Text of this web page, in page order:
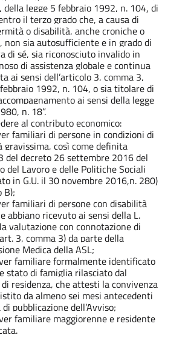
della legge 5 febbraio 1992, n. 104, di
il terzo grado che, a causa di
o disabilità, anche croniche o
non sia autosufficiente e in grado di
di sé, sia riconosciuto invalido in
di assistenza globale e continua
ai sensi dell’articolo 3, comma 3,
1992, n. 104, o sia titolare di
ai sensi della legge
n. 18”.
al contributo economico:
familiari di persone in condizioni di
gravissima, così come definita
del decreto 26 settembre 2016 del
del Lavoro e delle Politiche Sociali
in G.U. il 30 novembre 2016,n. 280)
B);
familiari di persone con disabilità
abbiano ricevuto ai sensi della L.
valutazione con connotazione di
3, comma 3) da parte della
Medica della ASL;
familiare formalmente identificato
stato di famiglia rilasciato dal
di residenza, che attesti la convivenza
da almeno sei mesi antecedenti
pubblicazione dell’Avviso;
familiare maggiorenne e residente